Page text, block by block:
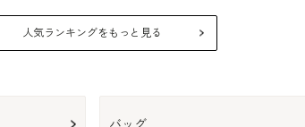
を
人気ランキングをもっと見る
バッグ